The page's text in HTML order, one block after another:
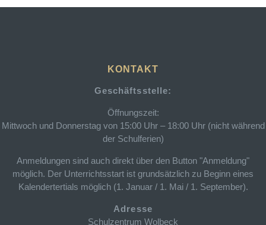
KONTAKT
Geschäftsstelle:
Öffnungszeit:
Mittwoch und Donnerstag von 15:00 Uhr – 18:00 Uhr (nicht während
der Schulferien)
Anmeldungen sind auch direkt über den Button "Anmeldung"
möglich. Der Unterrichtsstart ist grundsätzlich zu Beginn eines
Kalendertertials möglich (1. Januar / 1. Mai / 1. September).
Adresse
Schulzentrum Wolbeck